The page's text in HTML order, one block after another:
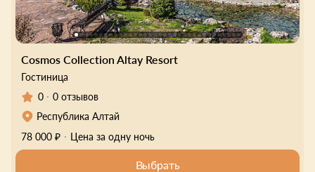
Cosmos Collection Altay Resort
Гостиница
0
0 отзывов
Республика Алтай
78 000 ₽
Цена за одну ночь
Выбрать